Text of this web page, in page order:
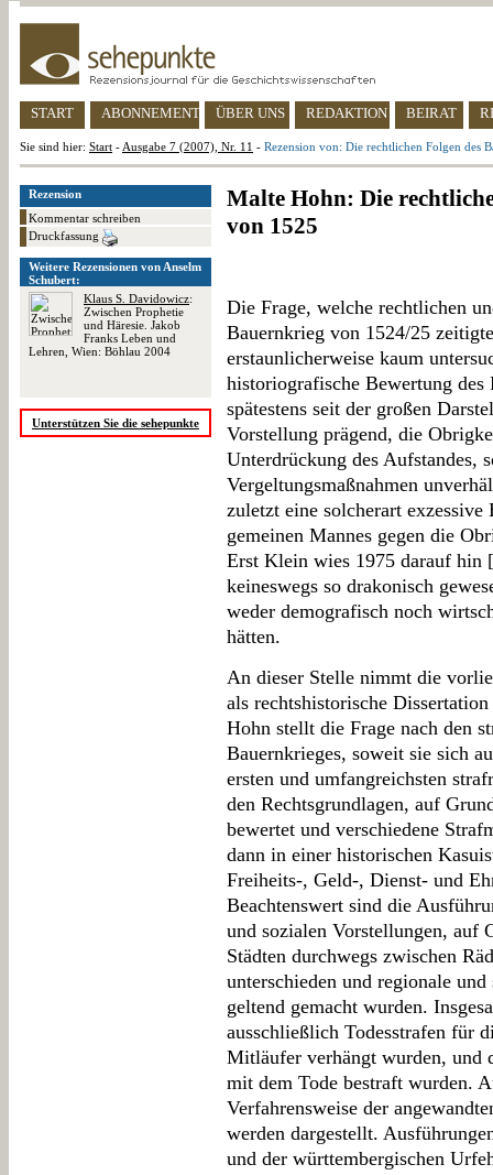
START ABONNEMENT ÜBER UNS REDAKTION BEIRAT
Sie sind hier: Start - Ausgabe 7 (2007), Nr. 11 - Rezension von: Die rechtlichen Folgen des
Rezension
Kommentar schreiben
Druckfassung
Weitere Rezensionen von Anselm
Schubert:
Klaus S. Davidowicz:
Zwischen Prophetie
und Häresie. Jakob
Franks Leben und
Lehren, Wien: Böhlau 2004
Unterstützen Sie die sehepunkte
Malte Hohn: Die
von 1525
Die Frage, welche rechtlichen
Bauernkrieg von 1524/25
erstaunlicherweise kaum
historiografische Bewertung des
spätestens seit der großen
Vorstellung prägend, die
Unterdrückung des Aufstandes,
Vergeltungsmaßnahmen
zuletzt eine solcherart
gemeinen Mannes gegen die
Erst Klein wies 1975 darauf hin [
keineswegs so drakonisch
weder demografisch noch
hätten.
An dieser Stelle nimmt die
als rechtshistorische
Hohn stellt die Frage nach den
Bauernkrieges, soweit sie sich
ersten und umfangreichsten
den Rechtsgrundlagen, auf
bewertet und verschiedene
dann in einer historischen
Freiheits-, Geld-, Dienst- und
Beachtenswert sind die
und sozialen Vorstellungen, auf
Städten durchwegs zwischen
unterschieden und regionale
geltend gemacht wurden.
ausschließlich Todesstrafen für
Mitläufer verhängt wurden, und
mit dem Tode bestraft wurden.
Verfahrensweise der
werden dargestellt.
und der württembergischen